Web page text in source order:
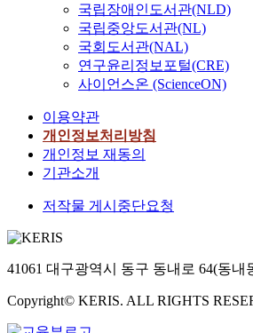
국립장애인도서관(NLD)
국립중앙도서관(NL)
국회도서관(NAL)
연구윤리정보포털(CRE)
사이언스온 (ScienceON)
이용약관
개인정보처리방침
개인정보 재동의
기관소개
저작물 게시중단요청
41061 대구광역시 동구 동내로 64(동내
Copyright© KERIS. ALL RIGHTS